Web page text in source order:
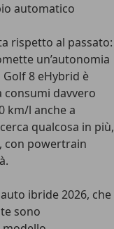
automatico
rispetto al passato:
un’autonomia
Golf 8 eHybrid è
consumi davvero
km/l anche a
qualcosa in più,
con powertrain
ibride 2026, che
sono